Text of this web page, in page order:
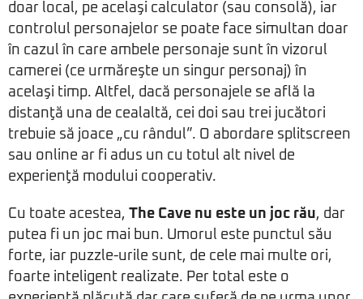
doar local, pe acelaşi calculator (sau consolă), iar
controlul personajelor se poate face simultan doar
în cazul în care ambele personaje sunt în vizorul
camerei (ce urmăreşte un singur personaj) în
acelaşi timp. Altfel, dacă personajele se află la
distanţă una de cealaltă, cei doi sau trei jucători
trebuie să joace „cu rândul”. O abordare splitscreen
sau online ar fi adus un cu totul alt nivel de
experienţă modului cooperativ.
Cu toate acestea, The Cave nu este un joc rău, dar
putea fi un joc mai bun. Umorul este punctul său
forte, iar puzzle-urile sunt, de cele mai multe ori,
foarte inteligent realizate. Per total este o